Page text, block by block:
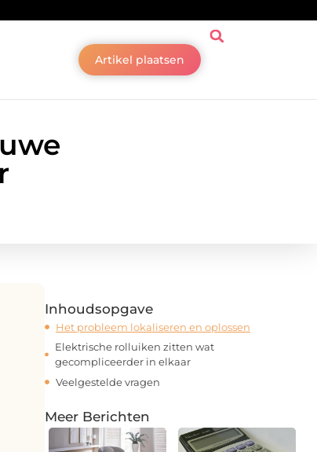
Artikel plaatsen
Inhoudsopgave
Het probleem lokaliseren en oplossen
Elektrische rolluiken zitten wat
gecompliceerder in elkaar
Veelgestelde vragen
Meer Berichten